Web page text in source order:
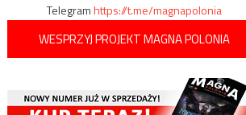
Telegramhttps://t.me/magnapolonia
WESPRZYJ PROJEKT MAGNA POLONIA